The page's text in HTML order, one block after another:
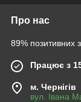
Про нас
89% позитивних з
Працює з
м. Чернігів
вул. Івана